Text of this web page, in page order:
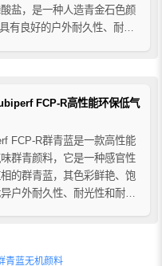
盐，是一种人造青金石色颜
有良好的户外耐久性、耐光
利得5005）。其增白作用普
FCP-R高性能环保低气
FCP-R群青蓝是一款高性能
群青颜料，它是一种感官性
的群青蓝，其色彩鲜艳、饱
户外耐久性、耐光性和耐热
车内饰等，其符合汽车内饰
青蓝无机颜料